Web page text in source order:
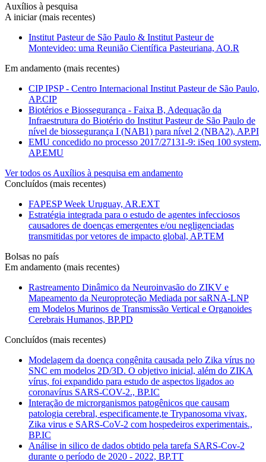
Auxílios à pesquisa
A iniciar (mais recentes)
Institut Pasteur de São Paulo & Institut Pasteur de
Montevideo: uma Reunião Científica Pasteuriana, AO.R
Em andamento (mais recentes)
CIP IPSP - Centro Internacional Institut Pasteur de São Paulo,
AP.CIP
Biotérios e Biossegurança - Faixa B, Adequação da
Infraestrutura do Biotério do Institut Pasteur de São Paulo de
nível de biossegurança I (NAB1) para nível 2 (NBA2), AP.PI
EMU concedido no processo 2017/27131-9: iSeq 100 system,
AP.EMU
Ver todos os Auxílios à pesquisa em andamento
Concluídos (mais recentes)
FAPESP Week Uruguay, AR.EXT
Estratégia integrada para o estudo de agentes infecciosos
causadores de doenças emergentes e/ou negligenciadas
transmitidas por vetores de impacto global, AP.TEM
Bolsas no país
Em andamento (mais recentes)
Rastreamento Dinâmico da Neuroinvasão do ZIKV e
Mapeamento da Neuroproteção Mediada por saRNA-LNP
em Modelos Murinos de Transmissão Vertical e Organoides
Cerebrais Humanos, BP.PD
Concluídos (mais recentes)
Modelagem da doença congênita causada pelo Zika vírus no
SNC em modelos 2D/3D. O objetivo inicial, além do ZIKA
vírus, foi expandido para estudo de aspectos ligados ao
coronavírus SARS-COV-2., BP.IC
Interação de microrganismos patogênicos que causam
patologia cerebral, especificamente,te Trypanosoma vivax,
Zika virus e SARS-CoV-2 com hospedeiros experimentais.,
BP.IC
Análise in silico de dados obtido pela tarefa SARS-Cov-2
durante o período de 2020 - 2022, BP.TT